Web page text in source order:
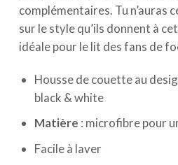
complémentaires. Tu n’auras
sur le style qu’ils donnent à
idéale pour le lit des fans de
Housse de couette au
black & white
Matière : microfibre pour
Facile à laver